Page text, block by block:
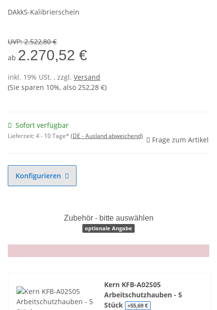
DAkkS-Kalibrierschein
UVP:2.522,80 €
ab 2.270,52 €
inkl. 19% USt. , zzgl. Versand
(Sie sparen 10%, also 252,28 €)
Sofort verfügbar
Lieferzeit:4 - 10 Tage* (DE - Ausland abweichend) Frage zum Artikel
Konfigurieren
Zubehör - bitte auswählen
optionale Angabe
x
Kern KFB-A02S05
Arbeitschutzhauben - 5
Stück +55,69 €